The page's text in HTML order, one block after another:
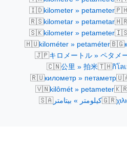
🇮🇩kilometer » petameter
🇷🇸kilometar » petametar
🇸🇰kilometer » petameter
🇭🇺kilométer » petaméter🇧🇬
🇯🇵キロメートル » ペタメ
🇨🇳公里 » 拍米🇹🇭กิโล
🇷🇺километр » петаметр
🇻🇳kilômét » petameter
🇸🇦كيلومتر » بيتامتر🇬🇷